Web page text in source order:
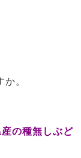
。
の種無しぶど